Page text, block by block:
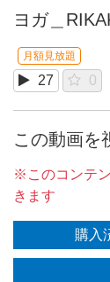
ヨガ＿
月額見放題
27 0
この動画を
※このコンテ
きます
購入